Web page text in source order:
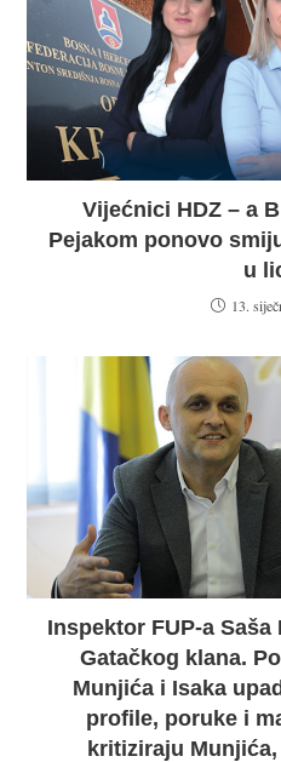
Vijećnici HDZ – a
Pejakom ponovo
u
13.
Inspektor FUP-a
Gatačkog klana.
Munjića i Isaka
profile, poruke i
kritiziraju